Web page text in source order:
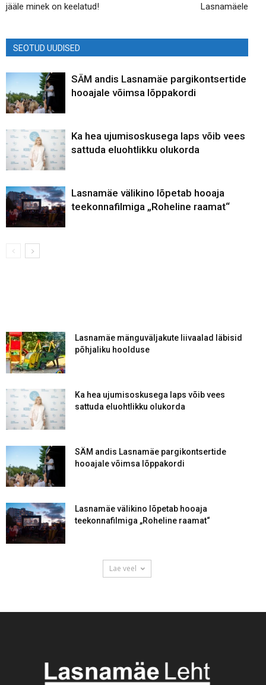
jääle minek on keelatud!
Lasnamäele
SEOTUD UUDISED
SÄM andis Lasnamäe pargikontsertide
hooajale võimsa lõppakordi
Ka hea ujumisoskusega laps võib vees
sattuda eluohtlikku olukorda
Lasnamäe välikino lõpetab hooaja
teekonnafilmiga „Roheline raamat“
Lasnamäe mänguväljakute liivaalad läbisid
põhjaliku hoolduse
Ka hea ujumisoskusega laps võib vees
sattuda eluohtlikku olukorda
SÄM andis Lasnamäe pargikontsertide
hooajale võimsa lõppakordi
Lasnamäe välikino lõpetab hooaja
teekonnafilmiga „Roheline raamat“
Lae veel